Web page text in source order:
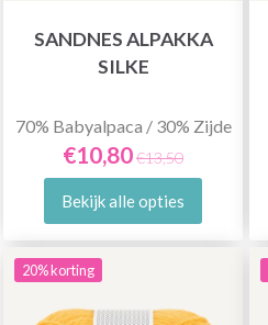
SANDNES ALPAKKA
SILKE
70% Babyalpaca / 30% Zijde
€10,80€13,50
Bekijk alle opties
20% korting